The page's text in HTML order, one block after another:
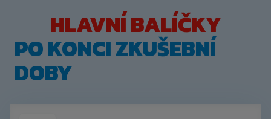
HLAVNÍ BALÍČKY
PO KONCI ZKUŠEBNÍ
DOBY